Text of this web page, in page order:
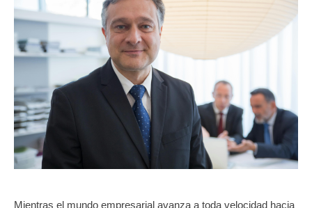
Mientras el mundo empresarial avanza a toda velocidad hacia